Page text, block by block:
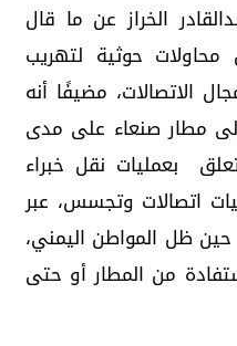
الخراز عن ما قال
حوثية لتهريب
الاتصالات، مضيفًا أنه
مطار صنعاء على مدى
بعمليات نقل خبراء
اتصالات وتجسس، عبر
ظل المواطن اليمني،
من المطار أو حتى